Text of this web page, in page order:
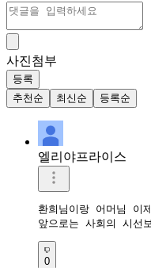
사진첨부
등록
추천순
최신순 등록순
엘리야프라이스
환희님이랑 어머님
앞으로는 사회의 시
0